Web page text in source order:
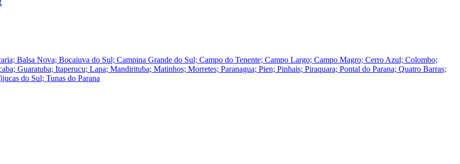
Balsa Nova; Bocaiuva do Sul; Campina Grande do Sul; Campo do Tenente; Campo Largo; Campo Magro; Cerro Azul; Colombo;
Guaratuba; Itaperucu; Lapa; Mandirituba; Matinhos; Morretes; Paranagua; Pien; Pinhais; Piraquara; Pontal do Parana; Quatro Barras;
do Sul; Tunas do Parana